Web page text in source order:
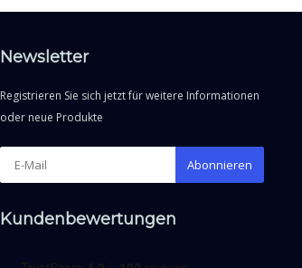
Newsletter
Registrieren Sie sich jetzt für weitere Informationen
oder neue Produkte
Abonnieren
Kundenbewertungen